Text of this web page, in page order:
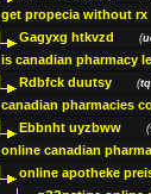
get propecia without rx
Gagyxg htkvzd (
is canadian pharmacy
Rdbfck duutsy (
canadian pharmacies
Ebbnht uyzbww (
online canadian
online apotheke